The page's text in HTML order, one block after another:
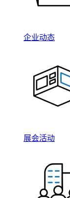
企业动态
展会活动